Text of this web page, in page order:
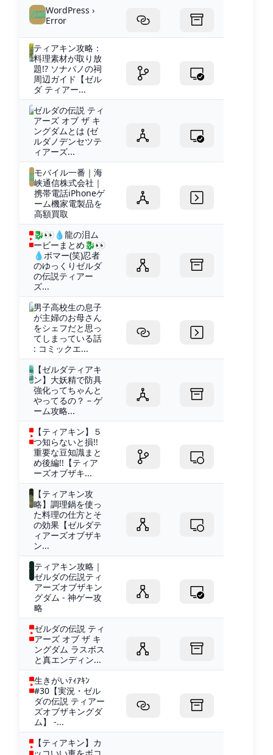
WordPress ›
Error
ティアキン攻略：
料理素材が取り放
題!? ソナパノの祠
周辺ガイド【ゼル
ダ ティアー...
ゼルダの伝説 ティ
アーズ オブ ザ キ
ングダムとは (ゼ
ルダノデンセツテ
ィアーズ...
モバイル一番｜海
峡通信株式会社｜
携帯電話iPhoneゲ
ーム機家電製品を
高額買取
🐉👀💧龍の泪ム
ービーまとめ🐉👀
💧ボマー(笑)忍者
のゆっくりゼルダ
の伝説ティアー
ズ...
男子高校生の息子
が主婦のお母さん
をシェフだと思っ
てしまっている話
: コミックエ...
【ゼルダティアキ
ン】大妖精で防具
強化ってちゃんと
やってるの？ – ゲ
ーム攻略...
【ティアキン】５
つ知らないと損!!
重要な豆知識まと
め後編!!【ティア
ーズオブザキ...
【ティアキン攻
略】調理鍋を使っ
た料理の仕方とそ
の効果【ゼルダテ
ィアーズオブザキ
ン...
ティアキン攻略｜
ゼルダの伝説ティ
アーズオブザキン
グダム - 神ゲー攻
略
ゼルダの伝説 ティ
アーズ オブ ザ キ
ングダム ラスボス
と真エンディン...
生きがいﾃｨｱｷﾝ
#30【実況・ゼル
ダの伝説 ティアー
ズオブザキングダ
ム】 -...
【ティアキン】カ